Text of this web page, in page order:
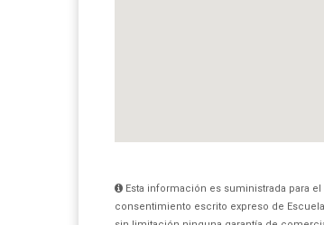
Esta información es suministrada para
consentimiento escrito expreso de